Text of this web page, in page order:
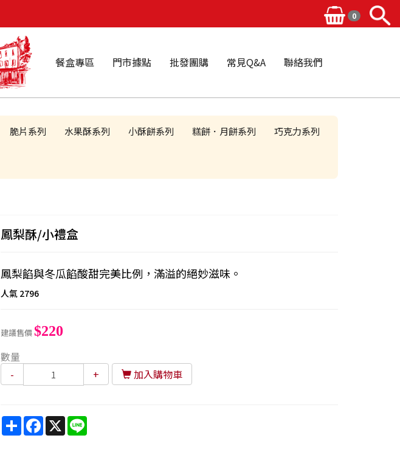
0
餐盒專區 門市據點 批發團購 常見Q&A 聯絡我們
脆片系列 水果酥系列 小酥餅系列 糕餅．月餅系列 巧克力系列
鳳梨酥/小禮盒
鳳梨餡與冬瓜餡酸甜完美比例，滿溢的絕妙滋味。
人氣 2796
建議售價$220
數量
-
+ 加入購物車
ShareFacebook
X